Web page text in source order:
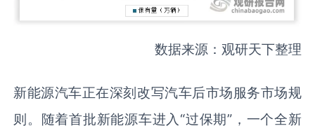
数据来源：观研天下整理
新能源汽车正在深刻改写汽车后市场服务市场规
则。随着首批新能源车进入“过保期”，一个全新